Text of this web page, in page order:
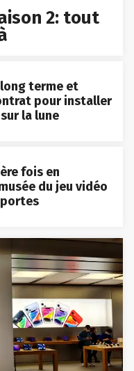
2: tout
terme et
pour installer
la lune
fois en
du jeu vidéo